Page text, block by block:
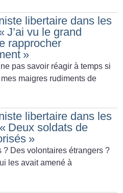
libertaire dans les
J’ai vu le grand
rapprocher
»
pas savoir réagir à temps si
maigres rudiments de
libertaire dans les
Deux soldats de
»
? Des volontaires étrangers ?
les avait amené à